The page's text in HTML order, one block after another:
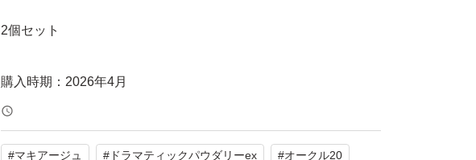
2個セット
購入時期：2026年4月
ご覧頂きありがとうございます。
#マキアージュ # ドラマティックパウダリーex #オークル20